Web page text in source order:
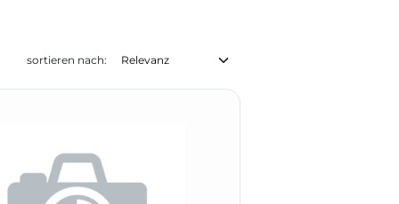
SCHULER-DENTAL (1)
sortieren nach: